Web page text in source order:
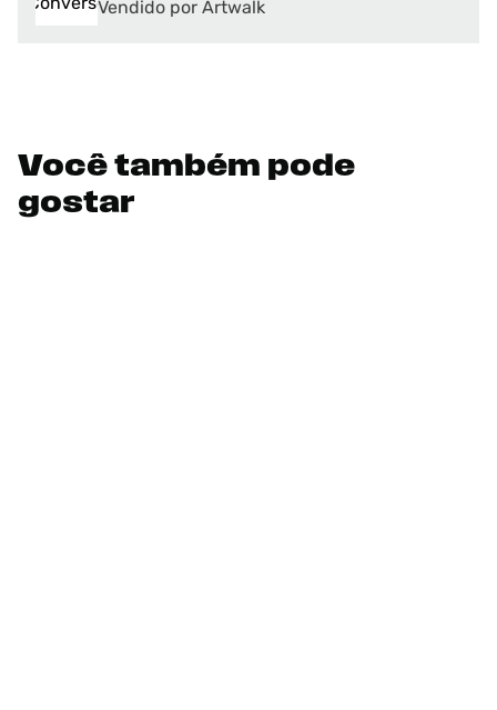
Vendido por Artwalk
Você também pode
gostar